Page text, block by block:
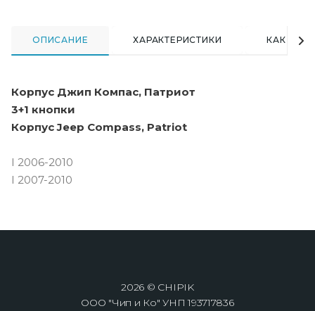
ОПИСАНИЕ ХАРАКТЕРИСТИКИ КАК
Корпус Джип Компас, Патриот
3+1 кнопки
Корпус Jeep Compass, Patriot
I 2006-2010
I 2007-2010
2026 © CHIPIK
ООО "Чип и Ко" УНП 193717836